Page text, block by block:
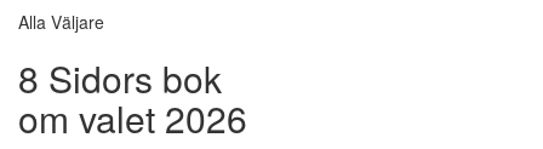
Alla Väljare
8 Sidors bok
om valet 2026